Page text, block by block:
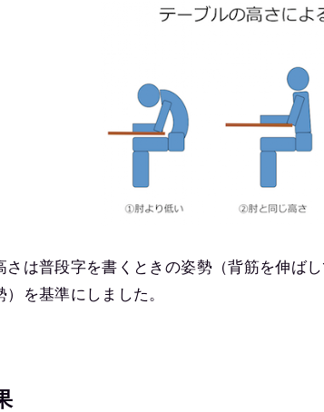
は普段字を書くときの姿勢（背筋を伸ば
）を基準にしました。